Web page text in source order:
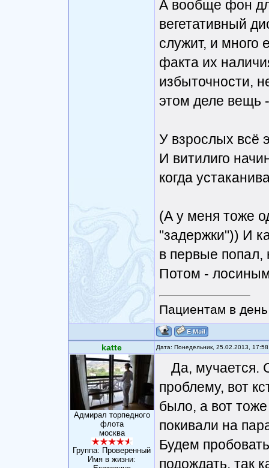
А вообще фон
вегетативный
служит, и много
факта их
избыточности,
этом деле вещь
У взрослых всё
И витилиго
когда
(А у меня тоже
"задержки")) И
в первые попал,
Потом -
Пациентам в
katte Дата: Понедельник, 25.02.2013,
Адмирал торпедного
флота
москва
Группа: Проверенный
Имя в жизни:
Да, мучается.
проблему, вот
было, а вот
покивали на
Будем
подождать, так